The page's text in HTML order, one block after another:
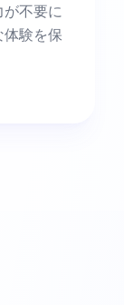
不要に
験を保